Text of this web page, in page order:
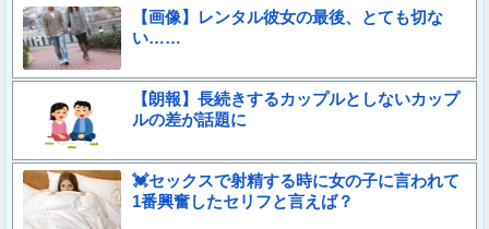
【画像】レンタル彼女の最後、とても切な
い……
【朗報】長続きするカップルとしないカップ
ルの差が話題に
💓セックスで射精する時に女の子に言われて
1番興奮したセリフと言えば？